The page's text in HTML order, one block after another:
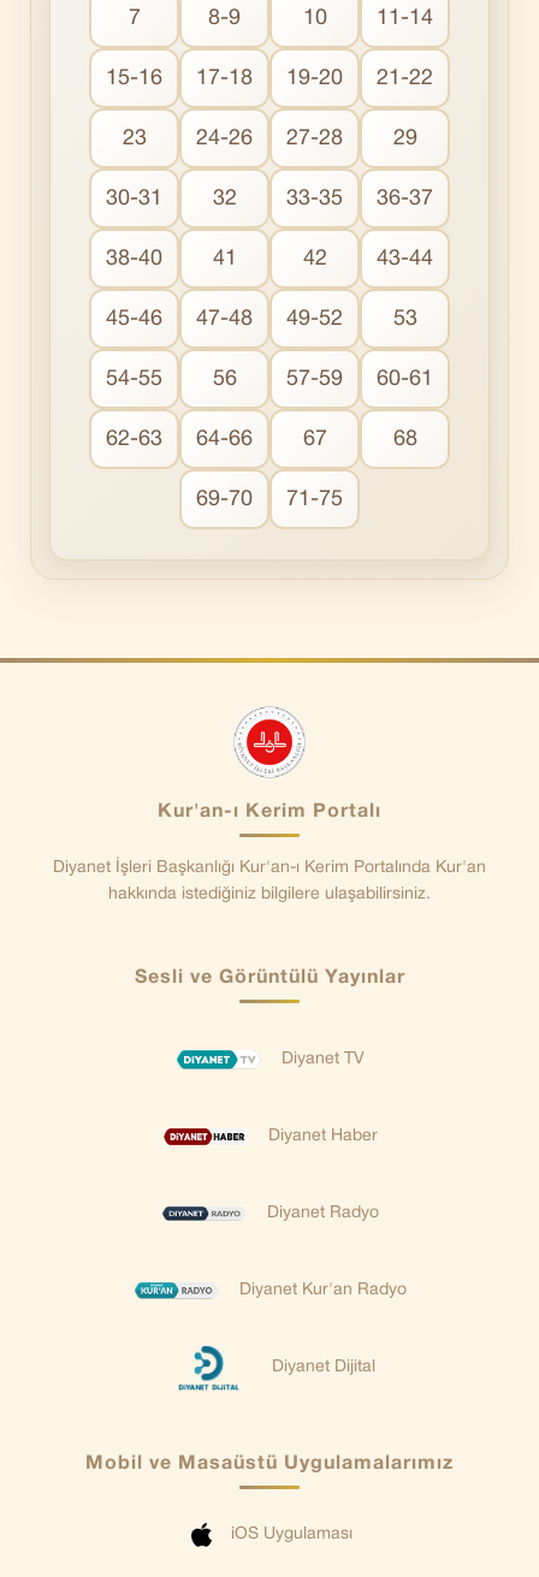
7 8-9 10 11-14
15-16 17-18 19-20 21-22
23 24-26 27-28 29
30-31 32 33-35 36-37
38-40 41 42 43-44
45-46 47-48 49-52 53
54-55 56 57-59 60-61
62-63 64-66 67 68
69-70 71-75
Kur'an-ı Kerim Portalı
Diyanet İşleri Başkanlığı Kur'an-ı Kerim Portalında Kur'an
hakkında istediğiniz bilgilere ulaşabilirsiniz.
Sesli ve Görüntülü Yayınlar
Diyanet TV
Diyanet Haber
Diyanet Radyo
Diyanet Kur'an Radyo
Diyanet Dijital
Mobil ve Masaüstü Uygulamalarımız
iOS Uygulaması